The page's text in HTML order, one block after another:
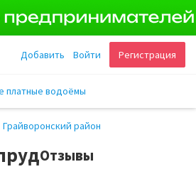
Регистрация
Войти
Добавить
платные водоёмы
Грайворонский район
Отзывы